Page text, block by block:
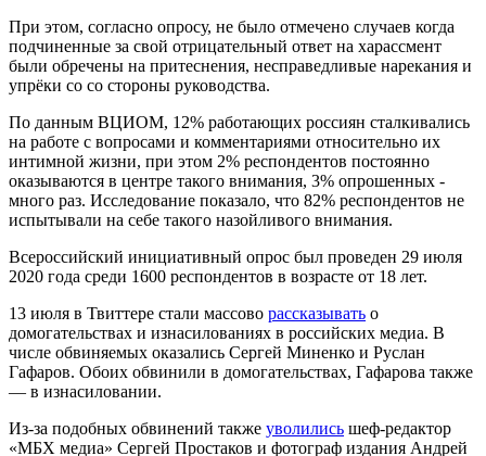
При этом, согласно опросу, не было отмечено случаев когда
подчиненные за свой отрицательный ответ на харассмент
были обречены на притеснения, несправедливые нарекания и
упрёки со со стороны руководства.
По данным ВЦИОМ, 12% работающих россиян сталкивались
на работе с вопросами и комментариями относительно их
интимной жизни, при этом 2% респондентов постоянно
оказываются в центре такого внимания, 3% опрошенных -
много раз. Исследование показало, что 82% респондентов не
испытывали на себе такого назойливого внимания.
Всероссийский инициативный опрос был проведен 29 июля
2020 года среди 1600 респондентов в возрасте от 18 лет.
13 июля в Твиттере стали массово рассказывать о
домогательствах и изнасилованиях в российских медиа. В
числе обвиняемых оказались Сергей Миненко и Руслан
Гафаров. Обоих обвинили в домогательствах, Гафарова также
— в изнасиловании.
Из-за подобных обвинений также уволились шеф-редактор
«МБХ медиа» Сергей Простаков и фотограф издания Андрей